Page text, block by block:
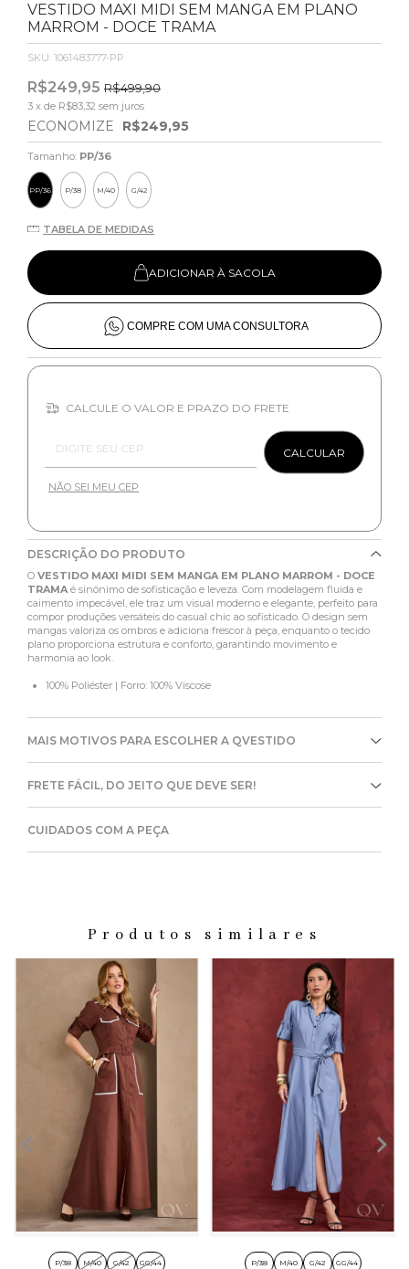
VESTIDO MAXI MIDI SEM MANGA EM PLANO
MARROM - DOCE TRAMA
SKU: 1061483777-PP
R$249,95 R$499,90
3 x de R$83,32 sem juros
ECONOMIZE R$249,95
Tamanho: PP/36
PP/36 P/38 M/40 G/42
TABELA DE MEDIDAS
ADICIONAR À SACOLA
COMPRE COM UMA CONSULTORA
CALCULE O VALOR E PRAZO DO FRETE
CALCULAR
NÃO SEI MEU CEP
DESCRIÇÃO DO PRODUTO
O VESTIDO MAXI MIDI SEM MANGA EM PLANO MARROM - DOCE
TRAMAé sinônimo de sofisticação e leveza. Com modelagem fluida e
caimento impecável, ele traz um visual moderno e elegante, perfeito para
compor produções versáteis do casual chic ao sofisticado. O design sem
mangas valoriza os ombros e adiciona frescor à peça, enquanto o tecido
plano proporciona estrutura e conforto, garantindo movimento e
harmonia ao look.
100% Poliéster | Forro: 100% Viscose
MAIS MOTIVOS PARA ESCOLHER A QVESTIDO
FRETE FÁCIL, DO JEITO QUE DEVE SER!
CUIDADOS COM A PEÇA
Produtos similares
P/38 M/40 G/42 GG/44 P/38 M/40 G/42 GG/44